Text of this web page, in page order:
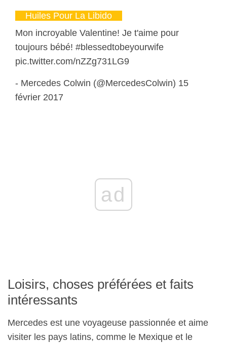
Huiles Pour La Libido
Mon incroyable Valentine! Je t'aime pour
toujours bébé! #blessedtobeyourwife
pic.twitter.com/nZZg731LG9
- Mercedes Colwin (@MercedesColwin) 15
février 2017
ad
Loisirs, choses préférées et faits
intéressants
Mercedes est une voyageuse passionnée et aime
visiter les pays latins, comme le Mexique et le